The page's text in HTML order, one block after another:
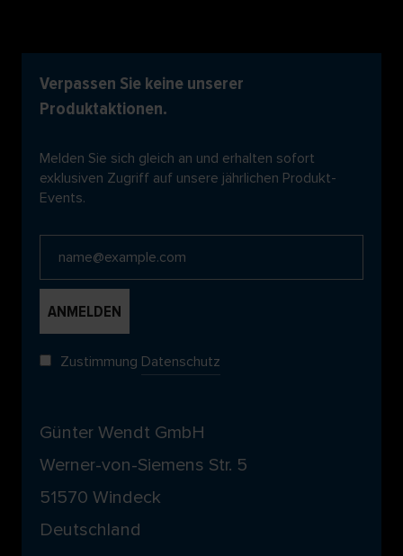
Verpassen Sie keine unserer
Produktaktionen.
Melden Sie sich gleich an und erhalten sofort
exklusiven Zugriff auf unsere jährlichen Produkt-
Events.
Zustimmung Datenschutz
Günter Wendt GmbH
Werner-von-Siemens Str. 5
51570 Windeck
Deutschland